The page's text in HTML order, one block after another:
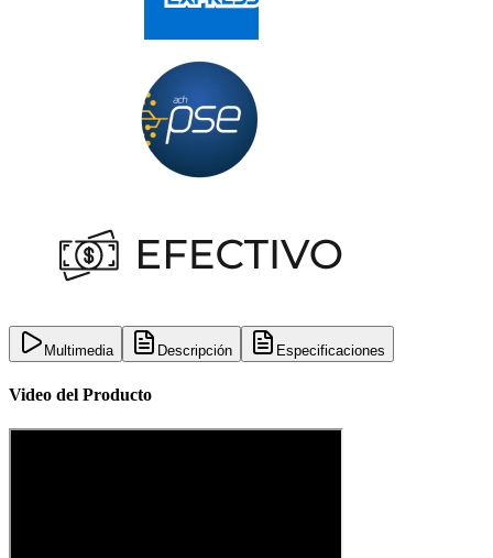
Multimedia Descripción Especificaciones
Video del Producto